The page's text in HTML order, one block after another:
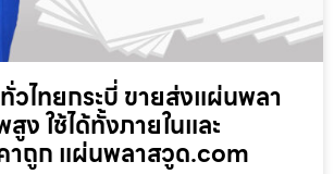
วไทยกระบี่ ขายส่งแผ่นพลา
ใช้ได้ทั้งภายในและ
าถูก แผ่นพลาสวูด.com